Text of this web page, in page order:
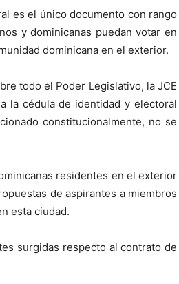
es el único documento con rango
y dominicanas puedan votar en
dominicana en el exterior.
todo el Poder Legislativo, la JCE
la cédula de identidad y electoral
constitucionalmente, no se
residentes en el exterior
de aspirantes a miembros
esta ciudad.
surgidas respecto al contrato de